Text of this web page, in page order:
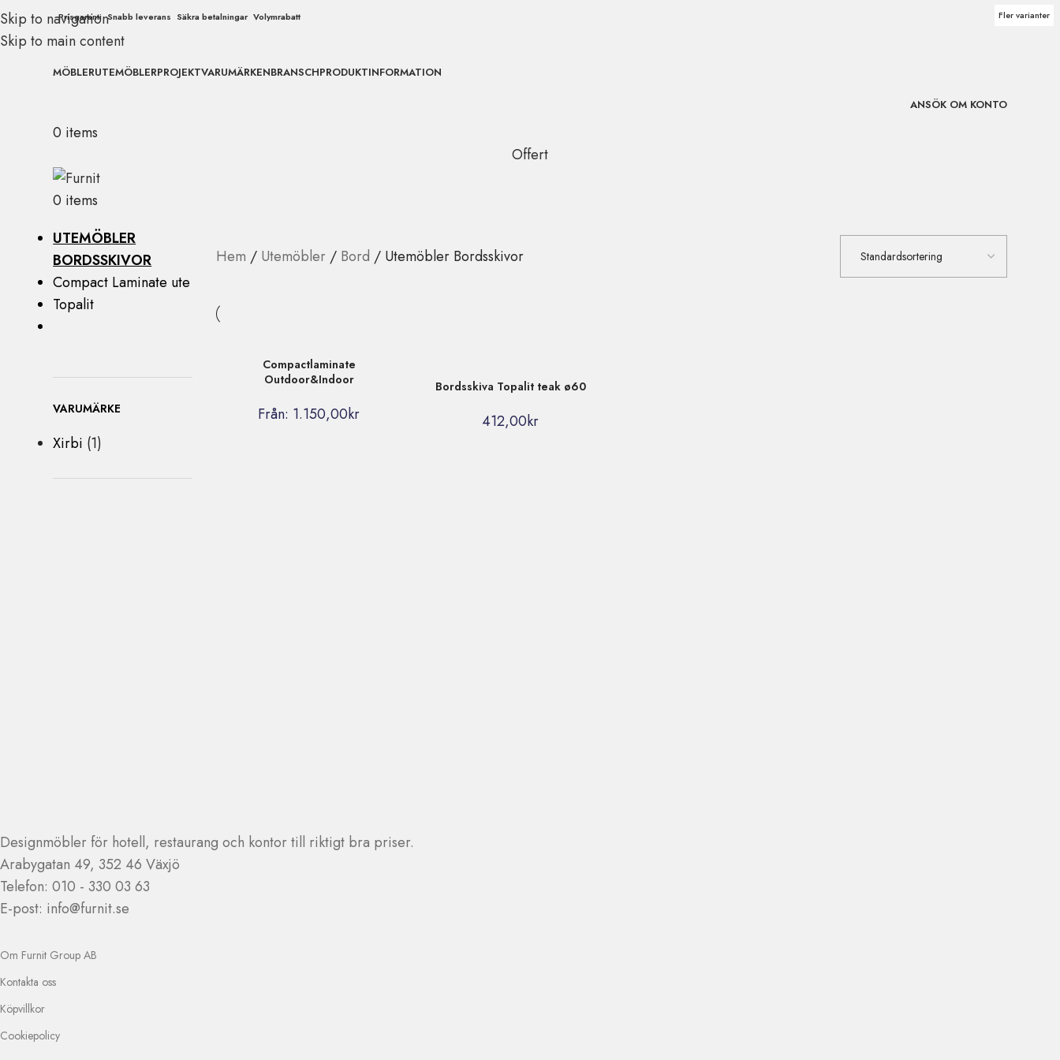
Skip to navigation
Skip to main content
Prisgaranti Snabb leverans Säkra betalningar Volymrabatt
MÖBLERUTEMÖBLERPROJEKTVARUMÄRKENBRANSCHPRODUKTINFORMATION
ANSÖK OM KONTO
0 items
Offert
0 items
UTEMÖBLER
BORDSSKIVOR
Compact Laminate ute
Topalit
VARUMÄRKE
Xirbi (1)
Hem Utemöbler Bord Utemöbler Bordsskivor
Fler varianter
Compactlaminate
Outdoor&Indoor
Från: 1.150,00kr
Bordsskiva Topalit teak ø60
412,00kr
Designmöbler för hotell, restaurang och kontor till riktigt bra priser.
Arabygatan 49, 352 46 Växjö
Telefon: 010 - 330 03 63
E-post: info@furnit.se
Om Furnit Group AB
Kontakta oss
Köpvillkor
Cookiepolicy